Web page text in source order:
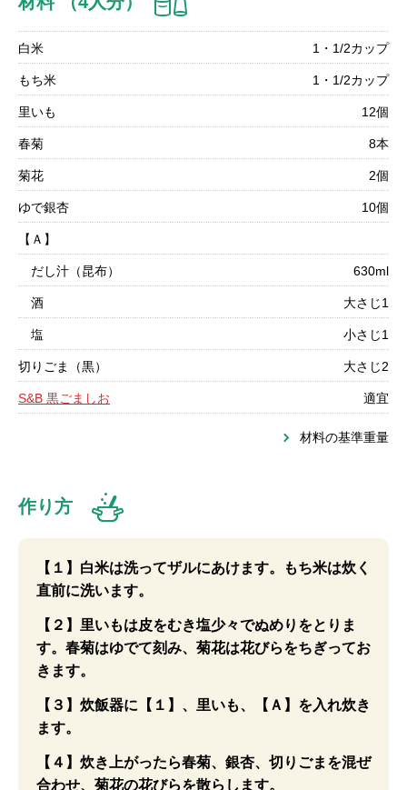
白米 1・1/2カップ
もち米 1・1/2カップ
里いも 12個
春菊 8本
菊花 2個
ゆで銀杏 10個
【Ａ】
だし汁（昆布） 630ml
酒 大さじ1
塩 小さじ1
切りごま（黒） 大さじ2
S&B 黒ごましお 適宜
材料の基準重量
作り方
【１】白米は洗ってザルにあけます。もち米は炊く
直前に洗います。
【２】里いもは皮をむき塩少々でぬめりをとりま
す。春菊はゆでて刻み、菊花は花びらをちぎってお
きます。
【３】炊飯器に【１】、里いも、【Ａ】を入れ炊き
ます。
【４】炊き上がったら春菊、銀杏、切りごまを混ぜ
合わせ、菊花の花びらを散らします。